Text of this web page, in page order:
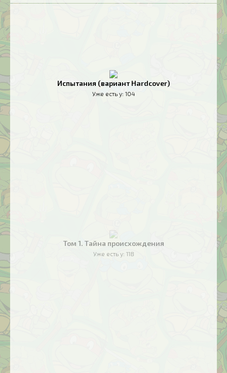
Испытания (вариант Hardcover)
Уже есть у: 104
Том 1. Тайна происхождения
Уже есть у: 118